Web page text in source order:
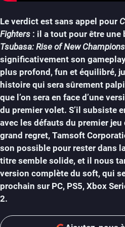
Le verdict est sans appel pour
Fighters : il a tout pour être une
Tsubasa: Rise of New Champions
significativement son
plus profond, fun et équilibré,
histoire qui sera sûrement
que l’on sera en face d’une
du premier volet. S’il subsiste
avec les défauts du premier
grand regret, Tamsoft
son possible pour rester dans
titre semble solide, et il nous
version complète du soft, qui
prochain sur PC, PS5, Xbox
2.